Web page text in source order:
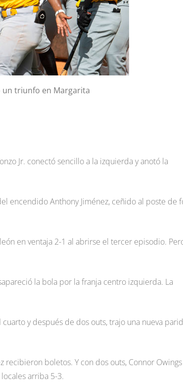
un triunfo en Margarita
Jr. conectó sencillo a la izquierda y anotó la
encendido Anthony Jiménez, ceñido al poste de
en ventaja 2-1 al abrirse el tercer episodio.
la bola por la franja centro izquierda. La
y después de dos outs, trajo una nueva
recibieron boletos. Y con dos outs, Connor Owings
arriba 5-3.